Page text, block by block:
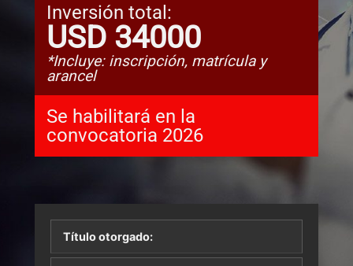
Inversión total:
USD 34000
*Incluye: inscripción, matrícula y
arancel
Se habilitará en la
convocatoria 2026
Título otorgado: